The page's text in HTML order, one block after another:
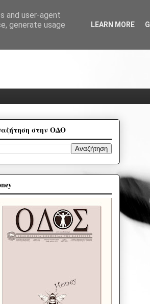
στην ΟΔΟ
and user-agent
generate usage
LEARN MORE